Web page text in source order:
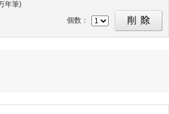
年筆)
個数：